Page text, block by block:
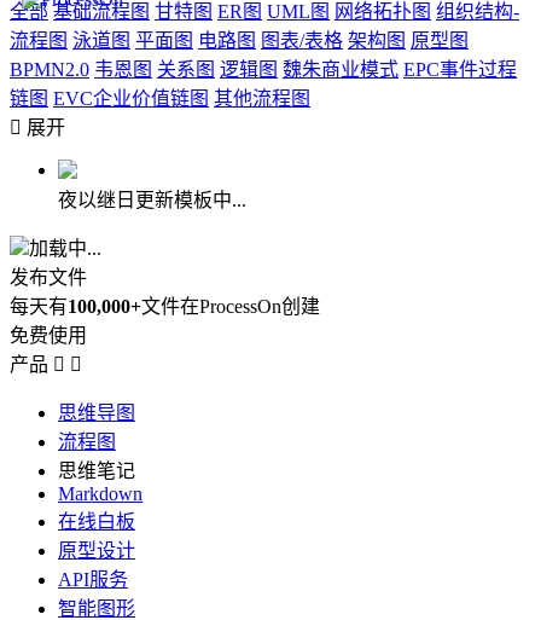
全部 基础流程图 甘特图 ER图 UML图 网络拓扑图 组织结构-
流程图 泳道图 平面图 电路图 图表/表格 架构图 原型图
BPMN2.0 韦恩图 关系图 逻辑图 魏朱商业模式 EPC事件过程
链图 EVC企业价值链图 其他流程图
 展开
夜以继日更新模板中...
加载中...
发布文件
每天有100,000+文件在ProcessOn创建
免费使用
产品  
思维导图
流程图
思维笔记
Markdown
在线白板
原型设计
API服务
智能图形